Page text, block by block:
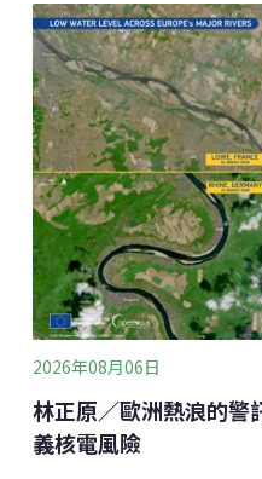
2026年08月06日
林正原／歐洲熱浪的警
義核電風險